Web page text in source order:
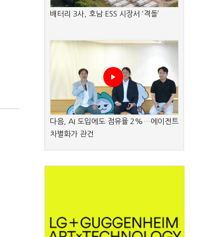
배터리 3사, 호남 ESS 시장서 ‘격돌’
다음, AI 도입에도 점유율 2%…에이전트
차별화가 관건